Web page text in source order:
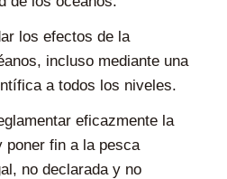
los efectos de la
incluso mediante una
a todos los niveles.
eficazmente la
poner fin a la pesca
no declarada y no